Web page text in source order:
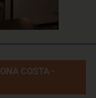
COSTA -